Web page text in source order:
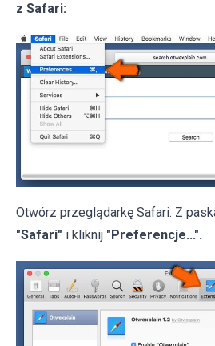
z Safari:
Otwórz przeglądarkę Safari. Z
"Safari" i kliknij "Preferencje...".